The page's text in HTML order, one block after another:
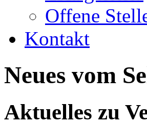
Offene
Kontakt
Neues vom
Aktuelles zu